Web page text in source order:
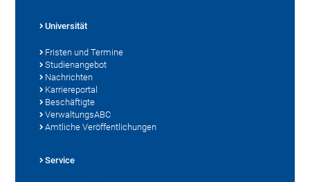
Universität
Fristen und Termine
Studienangebot
Nachrichten
Karriereportal
Beschäftigte
VerwaltungsABC
Amtliche Veröffentlichungen
Service